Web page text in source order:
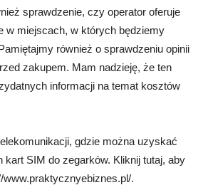
sprawdzenie, czy operator oferuje
w miejscach, w których będziemy
również o sprawdzeniu opinii
zakupem. Mam nadzieję, że ten
informacji na temat kosztów
gdzie można uzyskać
kart SIM do zegarków. Kliknij tutaj, aby
.